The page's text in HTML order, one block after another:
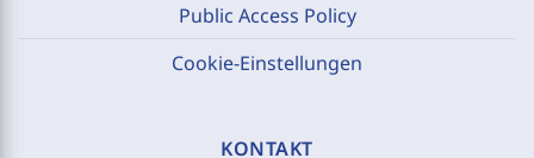
Public Access Policy
Cookie-Einstellungen
KONTAKT